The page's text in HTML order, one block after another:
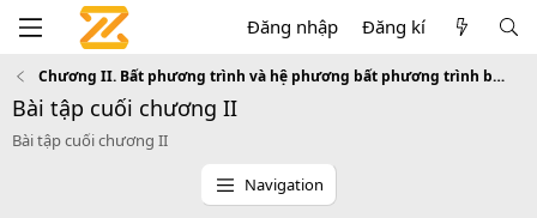
Đăng nhập Đăng kí
Chương II. Bất phương trình và hệ phương bất phương trình bậc nhất hai ẩn
Bài tập cuối chương II
Bài tập cuối chương II
Navigation